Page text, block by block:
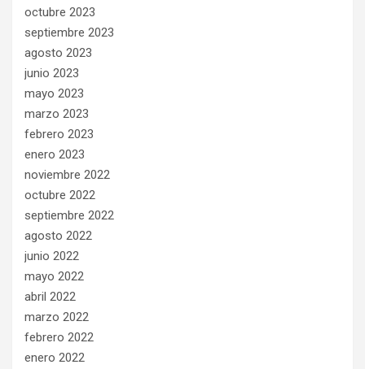
octubre 2023
septiembre 2023
agosto 2023
junio 2023
mayo 2023
marzo 2023
febrero 2023
enero 2023
noviembre 2022
octubre 2022
septiembre 2022
agosto 2022
junio 2022
mayo 2022
abril 2022
marzo 2022
febrero 2022
enero 2022